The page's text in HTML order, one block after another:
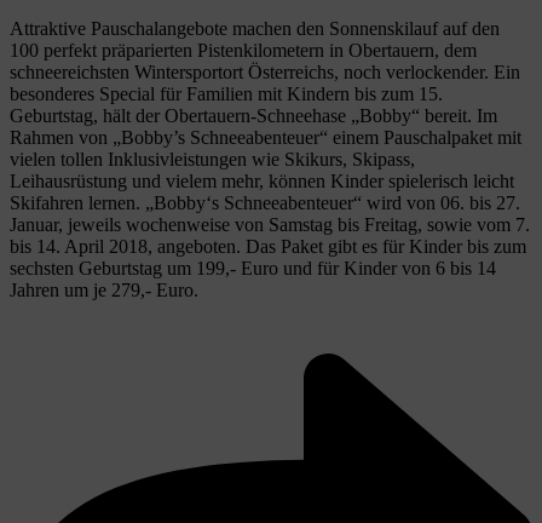
Attraktive Pauschalangebote machen den Sonnenskilauf auf den
100 perfekt präparierten Pistenkilometern in Obertauern, dem
schneereichsten Wintersportort Österreichs, noch verlockender. Ein
besonderes Special für Familien mit Kindern bis zum 15.
Geburtstag, hält der Obertauern-Schneehase „Bobby“ bereit. Im
Rahmen von „Bobby’s Schneeabenteuer“ einem Pauschalpaket mit
vielen tollen Inklusivleistungen wie Skikurs, Skipass,
Leihausrüstung und vielem mehr, können Kinder spielerisch leicht
Skifahren lernen. „Bobby‘s Schneeabenteuer“ wird von 06. bis 27.
Januar, jeweils wochenweise von Samstag bis Freitag, sowie vom 7.
bis 14. April 2018, angeboten. Das Paket gibt es für Kinder bis zum
sechsten Geburtstag um 199,- Euro und für Kinder von 6 bis 14
Jahren um je 279,- Euro.